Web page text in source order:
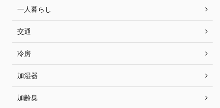
一人暮らし
交通
冷房
加湿器
加齢臭